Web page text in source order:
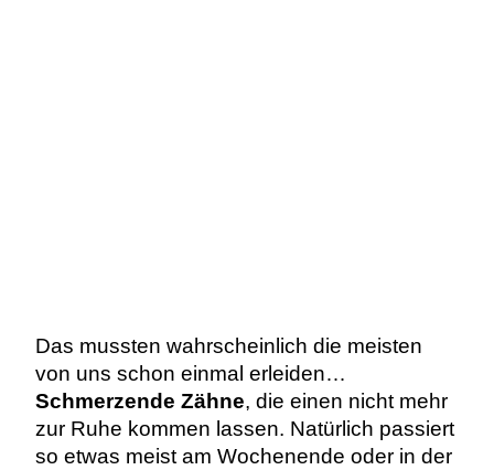
Das mussten wahrscheinlich die meisten
von uns schon einmal erleiden…
Schmerzende Zähne, die einen nicht mehr
zur Ruhe kommen lassen. Natürlich passiert
so etwas meist am Wochenende oder in der